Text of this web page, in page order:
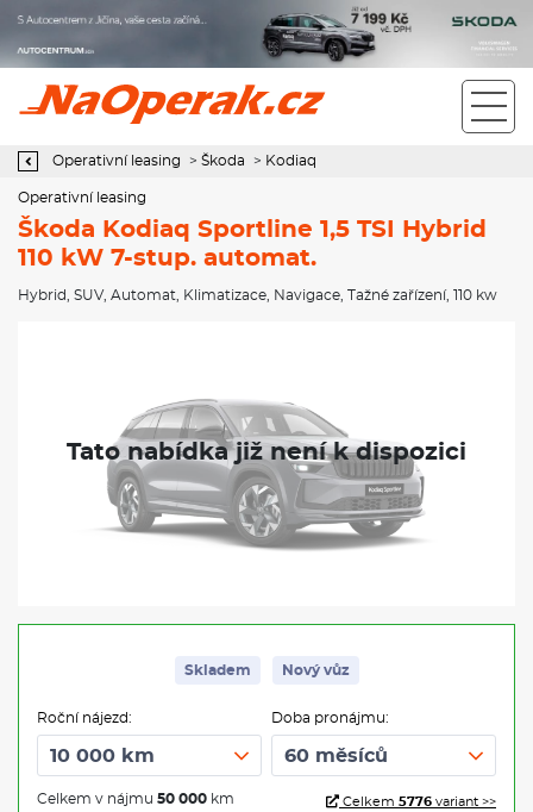
Operativní leasing Škoda Kodiaq Sportline 1,5 TSI Hybrid 110 kW 7-
stup. automat.
Operativní leasing > Škoda > Kodiaq
Operativní leasing
Škoda Kodiaq Sportline 1,5 TSI Hybrid
110 kW 7-stup. automat.
Hybrid SUV, Automat Klimatizace Navigace Tažné zařízení, 110 kw
Skladem Nový vůz
Roční nájezd:
Celkem v nájmu 50 000 km
Doba pronájmu:
Celkem 5776 variant >>